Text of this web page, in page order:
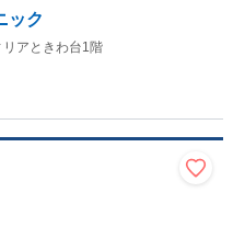
ック
アときわ台1階